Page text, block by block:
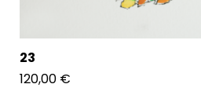
23
120,00 €